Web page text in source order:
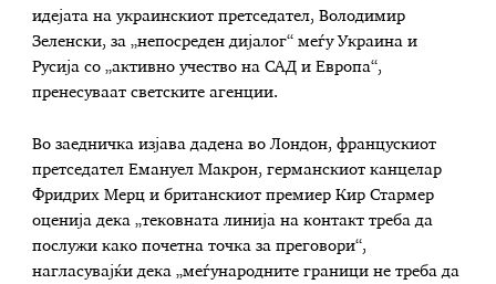
идејата на украинскиот претседател, Володимир
Зеленски, за „непосреден дијалог“ меѓу Украина и
Русија со „активно учество на САД и Европа“,
пренесуваат светските агенции.
Во заедничка изјава дадена во Лондон, францускиот
претседател Емануел Макрон, германскиот канцелар
Фридрих Мерц и британскиот премиер Кир Стармер
оценија дека „тековната линија на контакт треба да
послужи како почетна точка за преговори“,
нагласувајќи дека „меѓународните граници не треба да